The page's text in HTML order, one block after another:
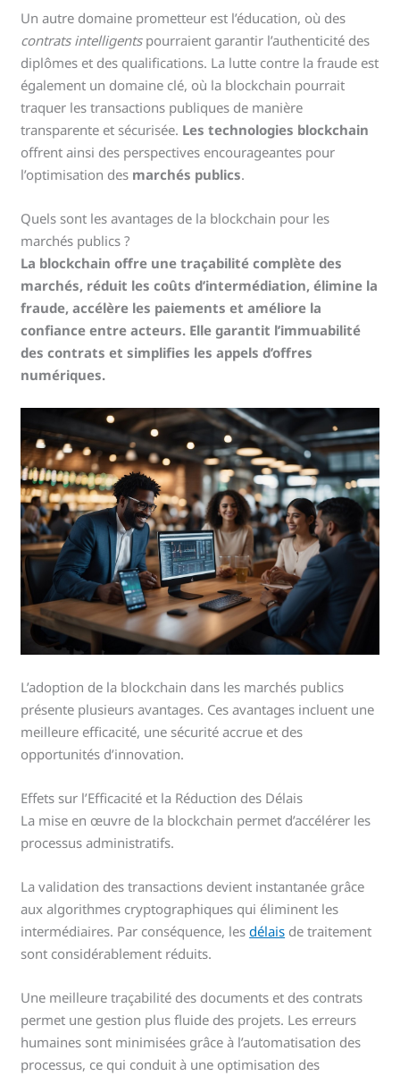
Un autre domaine prometteur est l’éducation, où des
contrats intelligentspourraient garantir l’authenticité des
diplômes et des qualifications. La lutte contre la fraude est
également un domaine clé, où la blockchain pourrait
traquer les transactions publiques de manière
transparente et sécurisée. Les technologies blockchain
offrent ainsi des perspectives encourageantes pour
l’optimisation des marchés publics.
Quels sont les avantages de la blockchain pour les
marchés publics ?
La blockchain offre une traçabilité complète des
marchés, réduit les coûts d’intermédiation, élimine la
fraude, accélère les paiements et améliore la
confiance entre acteurs. Elle garantit l’immuabilité
des contrats et simplifies les appels d’offres
numériques.
L’adoption de la blockchain dans les marchés publics
présente plusieurs avantages. Ces avantages incluent une
meilleure efficacité, une sécurité accrue et des
opportunités d’innovation.
Effets sur l’Efficacité et la Réduction des Délais
La mise en œuvre de la blockchain permet d’accélérer les
processus administratifs.
La validation des transactions devient instantanée grâce
aux algorithmes cryptographiques qui éliminent les
intermédiaires. Par conséquence, lesdélais de traitement
sont considérablement réduits.
Une meilleure traçabilité des documents et des contrats
permet une gestion plus fluide des projets. Les erreurs
humaines sont minimisées grâce à l’automatisation des
processus, ce qui conduit à une optimisation des